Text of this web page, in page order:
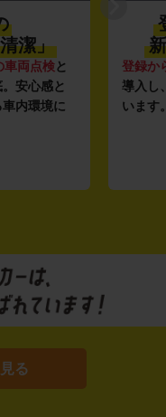
潔」
車両点検と
安心感と
内環境に
登録か
導入し
います
る